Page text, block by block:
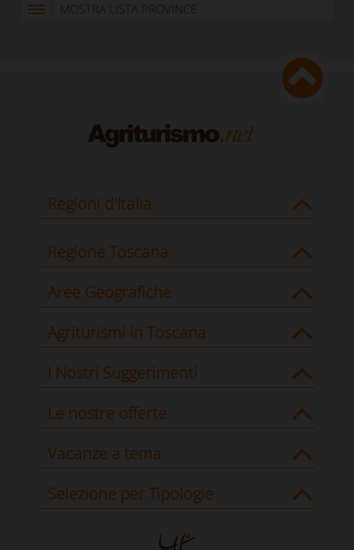
MOSTRA LISTA PROVINCE
Regioni d'Italia
Regione Toscana
Aree Geografiche
Agriturismi in Toscana
I Nostri Suggerimenti
Le nostre offerte
Vacanze a tema
Selezione per Tipologie